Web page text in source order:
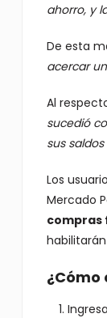
ahorro, y
De esta
acercar
Al
sucedió
sus
Los
Mercado
compras